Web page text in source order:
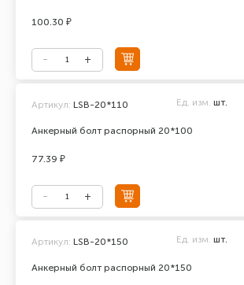
100.30 ₽
Анкерный болт распорный 20*100
Артикул: LSB-20*110 Ед. изм. шт.
77.39 ₽
Анкерный болт распорный 20*150
Артикул: LSB-20*150 Ед. изм. шт.